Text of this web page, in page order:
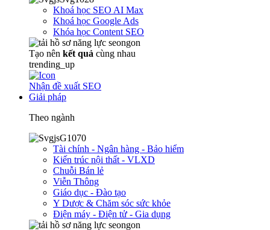
Khoá học SEO AI Max
Khoá học Google Ads
Khóa học Content SEO
Tạo nên kết quả cùng nhau
trending_up
Nhận đề xuất SEO
Giải pháp
Theo ngành
Tài chính - Ngân hàng - Bảo hiểm
Kiến trúc nội thất - VLXD
Chuỗi Bán lẻ
Viễn Thông
Giáo dục - Đào tạo
Y Dược & Chăm sóc sức khỏe
Điện máy - Điện tử - Gia dụng